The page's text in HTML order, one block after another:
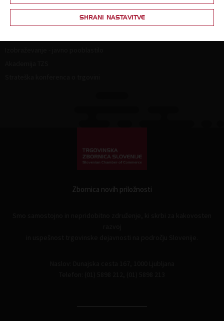
Neživila
Zbornica novih priložnosti
SHRANI NASTAVITVE